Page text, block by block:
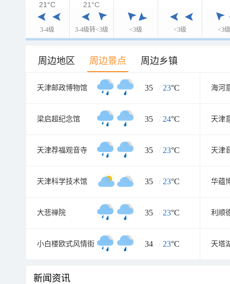
3-4级 3-4级转<3级 <3级 <3级 <3级
21°C
21°C 21°C
周边地区 周边景点 周边乡镇
天津邮政博物馆 35 / 23°C
梁启超纪念馆 35 / 24°C
天津荐福观音寺 35 / 23°C 天津
天津科学技术馆 35 / 23°C 华蕴
大悲禅院 35 / 23°C 利顺
小白楼欧式风情街 34 / 23°C 天塔
新闻资讯